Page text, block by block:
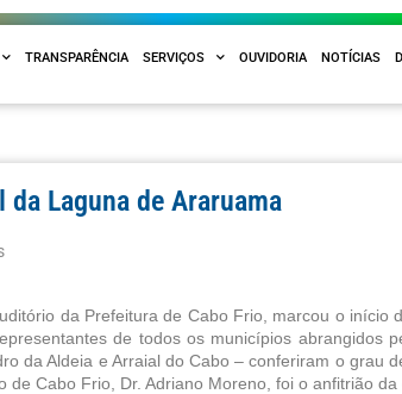
TRANSPARÊNCIA SERVIÇOS OUVIDORIA NOTÍCIAS
Laguna de Araruama
da Prefeitura de Cabo Frio, marcou o início
de todos os municípios abrangidos
da Aldeia e Arraial do Cabo – conferiram o grau
Cabo Frio, Dr. Adriano Moreno, foi o anfitrião da